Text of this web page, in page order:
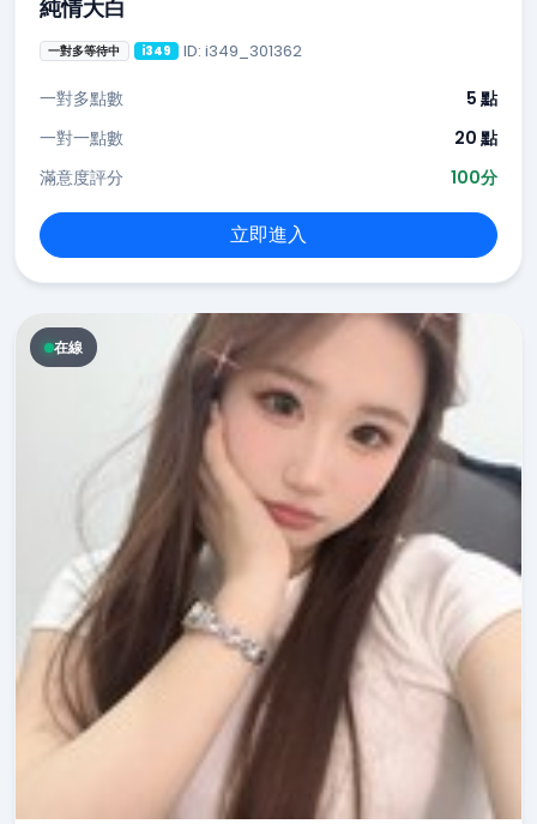
純情大白
一對多等待中 i349 ID: i349_301362
一對多點數
5 點
一對一點數
20 點
滿意度評分
100分
立即進入
在線